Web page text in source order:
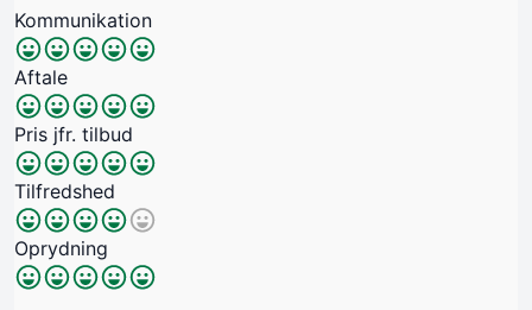
Kommunikation
Aftale
Pris jfr. tilbud
Tilfredshed
Oprydning